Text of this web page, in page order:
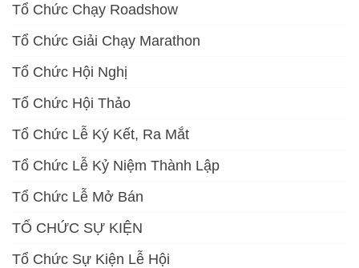
Tổ Chức Chạy Roadshow
Tổ Chức Giải Chạy Marathon
Tổ Chức Hội Nghị
Tổ Chức Hội Thảo
Tổ Chức Lễ Ký Kết, Ra Mắt
Tổ Chức Lễ Kỷ Niệm Thành Lập
Tổ Chức Lễ Mở Bán
TỔ CHỨC SỰ KIỆN
Tổ Chức Sự Kiện Lễ Hội